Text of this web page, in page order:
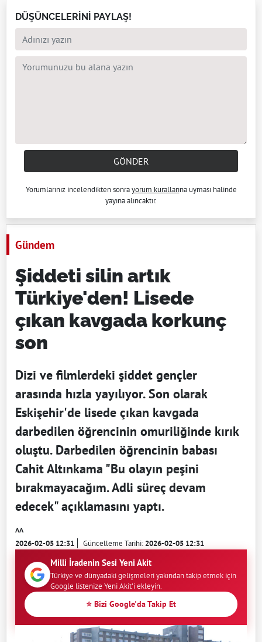
DÜŞÜNCELERİNİ PAYLAŞ!
GÖNDER
Yorumlarınız incelendikten sonrayorum kurallarına uyması halinde
yayına alıncaktır.
Gündem
Şiddeti silin artık
Türkiye'den! Lisede
çıkan kavgada korkunç
son
Dizi ve filmlerdeki şiddet gençler
arasında hızla yayılıyor. Son olarak
Eskişehir'de lisede çıkan kavgada
darbedilen öğrencinin omuriliğinde kırık
oluştu. Darbedilen öğrencinin babası
Cahit Altınkama "Bu olayın peşini
bırakmayacağım. Adli süreç devam
edecek" açıklamasını yaptı.
AA
2026-02-05 12:31 Güncelleme Tarihi:2026-02-05 12:31
Milli İradenin Sesi Yeni Akit
Türkiye ve dünyadaki gelişmeleri yakından takip etmek için
Google listenize Yeni Akit'i ekleyin.
⭐ Bizi Google'da Takip Et